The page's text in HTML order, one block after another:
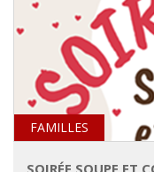
FAMILLES
SOIRÉE SOUPE ET